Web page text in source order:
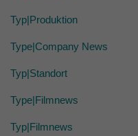
Typ|Produktion
Type|Company News
Typ|Standort
Type|Filmnews
Typ|Filmnews